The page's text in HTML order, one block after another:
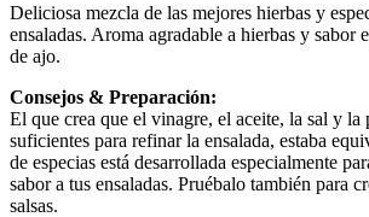
Deliciosa mezcla de las mejores hierbas y
ensaladas. Aroma agradable a hierbas y sabor
de ajo.
Consejos & Preparación:
El que crea que el vinagre, el aceite, la sal y la
suficientes para refinar la ensalada, estaba
de especias está desarrollada especialmente
sabor a tus ensaladas. Pruébalo también para
salsas.